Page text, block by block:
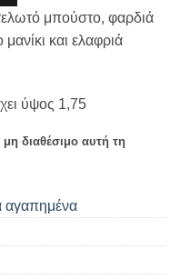
μπούστο, φαρδιά
και ελαφριά
ύψος 1,75
μη διαθέσιμο αυτή τη
αγαπημένα